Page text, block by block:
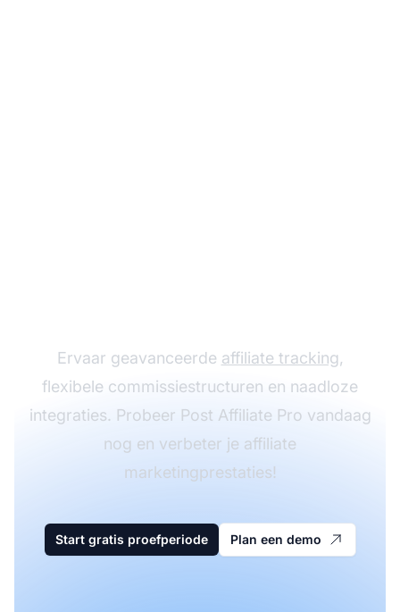
Ervaar geavanceerde affiliate tracking,
flexibele commissiestructuren en naadloze
integraties. Probeer Post Affiliate Pro vandaag
nog en verbeter je affiliate
marketingprestaties!
Start gratis proefperiode Plan een demo